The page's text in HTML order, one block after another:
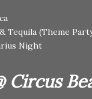
Tequila (Theme
Night
Circus